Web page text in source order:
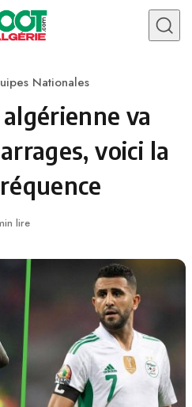
Nationales
va
voici la
lire